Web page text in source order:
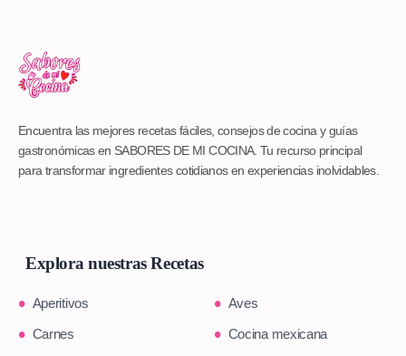
Encuentra las mejores recetas fáciles, consejos de cocina y guías
gastronómicas en SABORES DE MI COCINA. Tu recurso principal
para transformar ingredientes cotidianos en experiencias inolvidables.
Explora nuestras Recetas
Aperitivos
Aves
Carnes
Cocina mexicana